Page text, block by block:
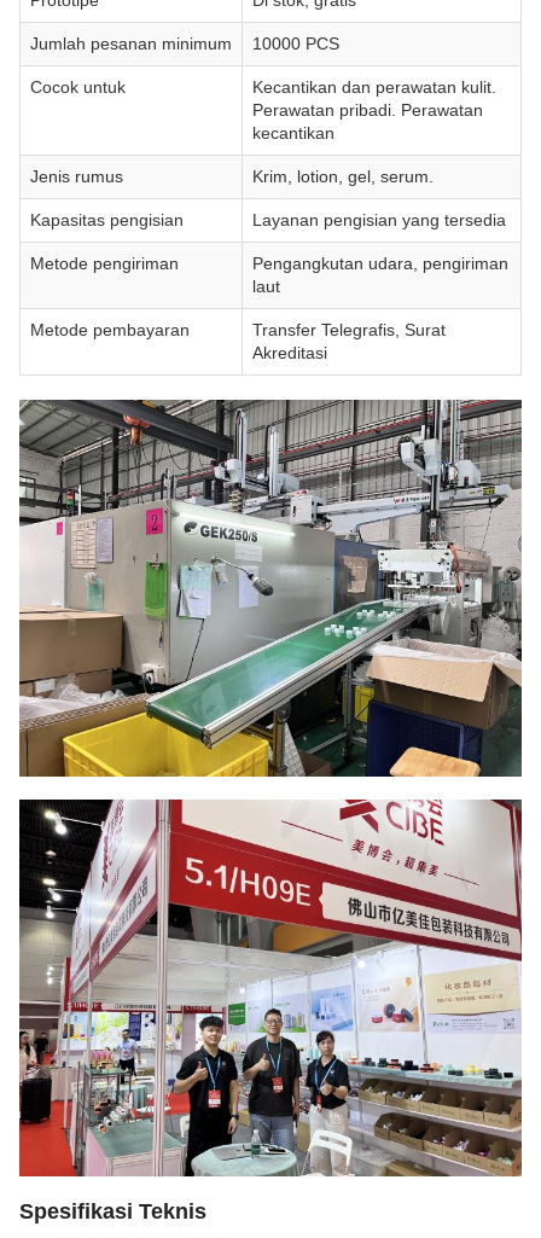
Jumlah pesanan minimum 10000 PCS
Cocok untuk
Kecantikan dan perawatan kulit.
Perawatan pribadi. Perawatan
kecantikan
Jenis rumus Krim, lotion, gel, serum.
Kapasitas pengisian Layanan pengisian yang tersedia
Metode pengiriman
Pengangkutan udara, pengiriman
laut
Metode pembayaran
Transfer Telegrafis, Surat
Akreditasi
Spesifikasi Teknis